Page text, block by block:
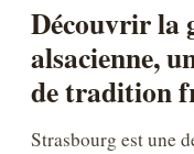
Découvrir la
alsacienne,
de tradition
Strasbourg est une